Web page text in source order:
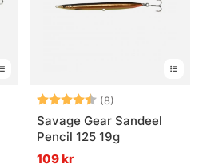
Betyg: (8)
Savage Gear Sandeel
Pencil 125 19g
109 kr